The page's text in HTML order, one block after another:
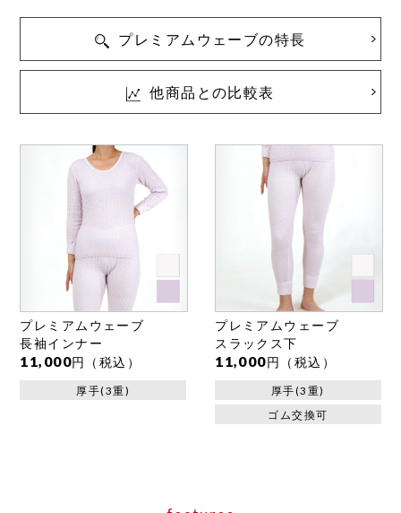
全商品一覧
全商品一覧
プレミアムウェーブの特長
他商品との比較表
プレミアムウェーブ
長袖インナー
11,000円（税込）
厚手(3重)
プレミアムウェーブ
スラックス下
11,000円（税込）
厚手(3重)
ゴム交換可